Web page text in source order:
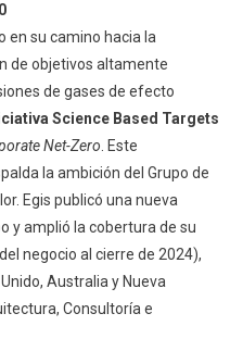
en su camino hacia la
de objetivos altamente
de gases de efecto
Science Based Targets
Net-Zero . Este
la ambición del Grupo de
Egis publicó una nueva
y amplió la cobertura de su
negocio al cierre de 2024),
Australia y Nueva
Consultoría e